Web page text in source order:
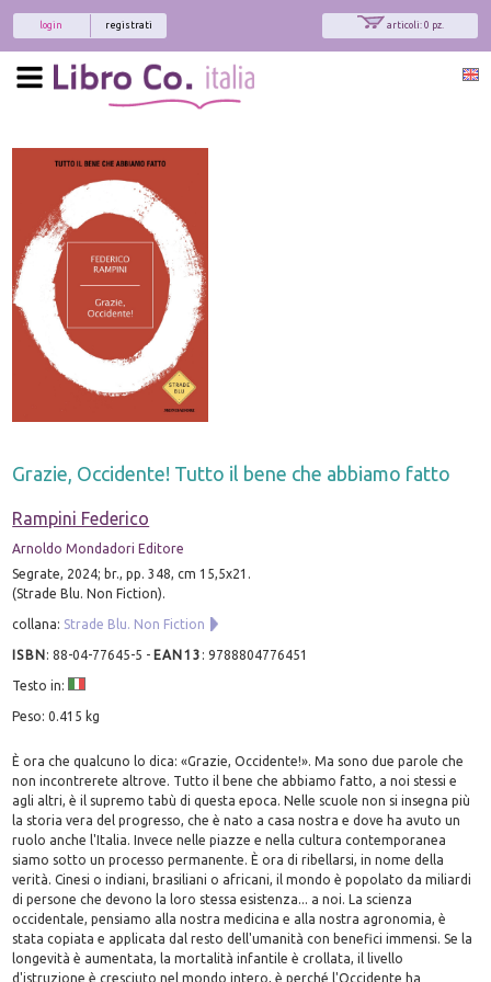
articoli: 0 pz.
registrati
login
Grazie, Occidente! Tutto il bene che abbiamo fatto
Rampini Federico
Arnoldo Mondadori Editore
Segrate, 2024; br., pp. 348, cm 15,5x21.
(Strade Blu. Non Fiction).
collana: Strade Blu. Non Fiction
ISBN:88-04-77645-5 - EAN13 :9788804776451
Testo in:
Peso: 0.415 kg
È ora che qualcuno lo dica: «Grazie, Occidente!». Ma sono due parole che
non incontrerete altrove. Tutto il bene che abbiamo fatto, a noi stessi e
agli altri, è il supremo tabù di questa epoca. Nelle scuole non si insegna più
la storia vera del progresso, che è nato a casa nostra e dove ha avuto un
ruolo anche l'Italia. Invece nelle piazze e nella cultura contemporanea
siamo sotto un processo permanente. È ora di ribellarsi, in nome della
verità. Cinesi o indiani, brasiliani o africani, il mondo è popolato da miliardi
di persone che devono la loro stessa esistenza... a noi. La scienza
occidentale, pensiamo alla nostra medicina e alla nostra agronomia, è
stata copiata e applicata dal resto dell'umanità con benefici immensi. Se la
longevità è aumentata, la mortalità infantile è crollata, il livello
d'istruzione è cresciuto nel mondo intero, è perché l'Occidente ha